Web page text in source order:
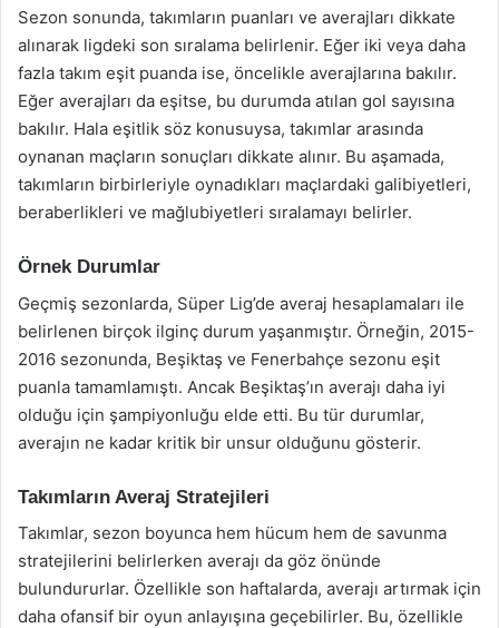
Sezon sonunda, takımların puanları ve averajları dikkate
alınarak ligdeki son sıralama belirlenir. Eğer iki veya daha
fazla takım eşit puanda ise, öncelikle averajlarına bakılır.
Eğer averajları da eşitse, bu durumda atılan gol sayısına
bakılır. Hala eşitlik söz konusuysa, takımlar arasında
oynanan maçların sonuçları dikkate alınır. Bu aşamada,
takımların birbirleriyle oynadıkları maçlardaki galibiyetleri,
beraberlikleri ve mağlubiyetleri sıralamayı belirler.
Örnek Durumlar
Geçmiş sezonlarda, Süper Lig’de averaj hesaplamaları ile
belirlenen birçok ilginç durum yaşanmıştır. Örneğin, 2015-
2016 sezonunda, Beşiktaş ve Fenerbahçe sezonu eşit
puanla tamamlamıştı. Ancak Beşiktaş’ın averajı daha iyi
olduğu için şampiyonluğu elde etti. Bu tür durumlar,
averajın ne kadar kritik bir unsur olduğunu gösterir.
Takımların Averaj Stratejileri
Takımlar, sezon boyunca hem hücum hem de savunma
stratejilerini belirlerken averajı da göz önünde
bulundururlar. Özellikle son haftalarda, averajı artırmak için
daha ofansif bir oyun anlayışına geçebilirler. Bu, özellikle